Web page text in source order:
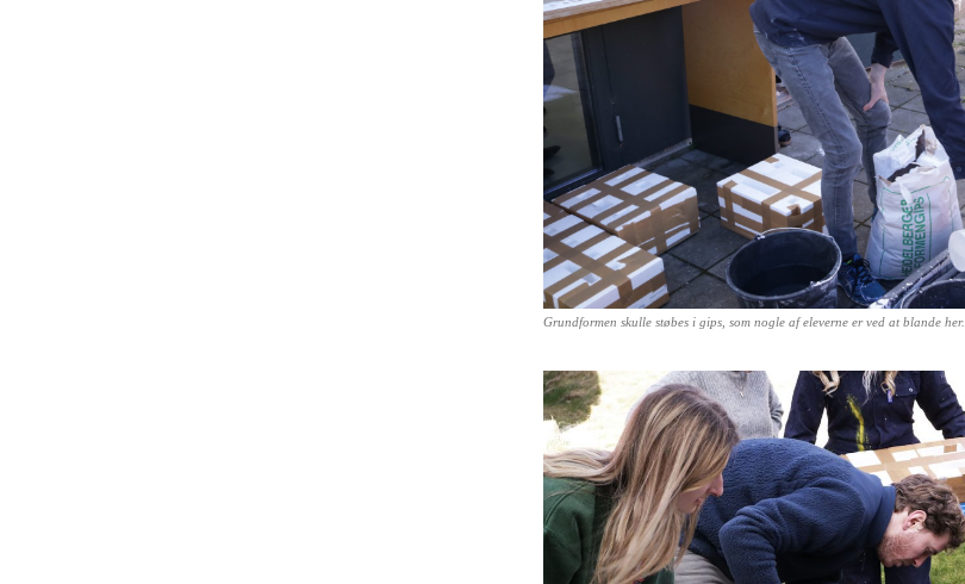
Grundformen skulle støbes i gips, som nogle af eleverne er ved at blande her.